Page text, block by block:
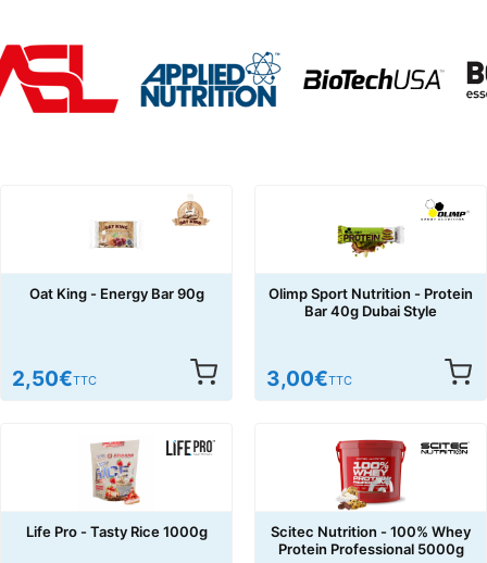
Oat King - Energy Bar 90g
2,50€TTC
Olimp Sport Nutrition - Protein
Bar 40g Dubai Style
3,00€TTC
Life Pro - Tasty Rice 1000g
Scitec Nutrition - 100% Whey
Protein Professional 5000g